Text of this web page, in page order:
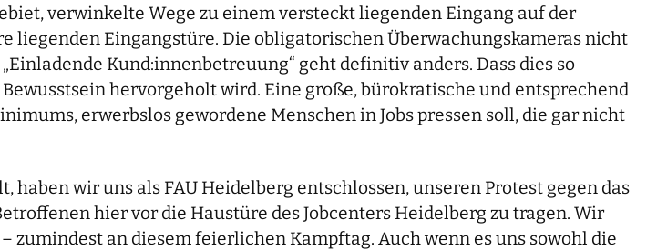
verwinkelte Wege zu einem versteckt liegenden Eingang auf der
liegenden Eingangstüre. Die obligatorischen Überwachungskameras nicht
Kund:innenbetreuung“ geht definitiv anders. Dass dies so
hervorgeholt wird. Eine große, bürokratische und entsprechend
erwerbslos gewordene Menschen in Jobs pressen soll, die gar nicht
wir uns als FAU Heidelberg entschlossen, unseren Protest gegen das
hier vor die Haustüre des Jobcenters Heidelberg zu tragen. Wir
an diesem feierlichen Kampftag. Auch wenn es uns sowohl die